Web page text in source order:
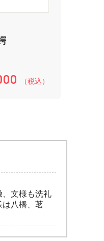
（税込）
文様も洗礼
は八橋、茗